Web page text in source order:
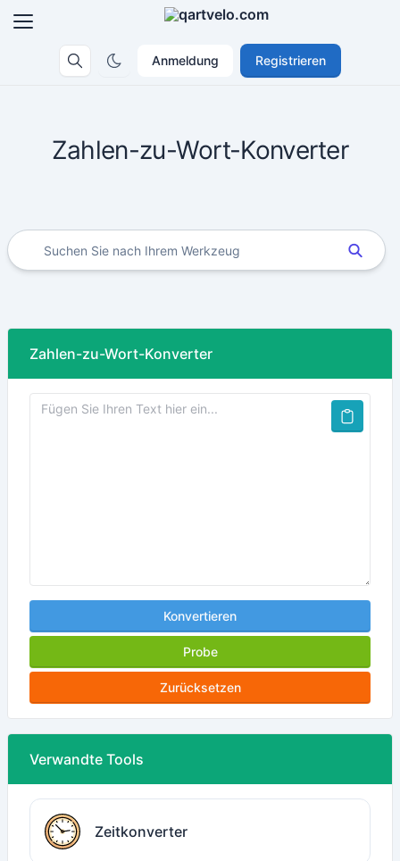
Anmeldung Registrieren
Zahlen-zu-Wort-Konverter
Zahlen-zu-Wort-Konverter
Konvertieren
Probe
Zurücksetzen
Verwandte Tools
Zeitkonverter